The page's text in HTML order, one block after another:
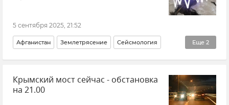
Атаки ВСУ на Крым
5 сентября 2025, 21:52
Еще 2
Афганистан Землетрясение Сейсмология
В мире Новости
Крымский мост сейчас - обстановка
на 21.00